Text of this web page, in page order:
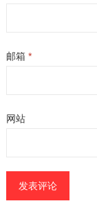
邮箱 *
网站